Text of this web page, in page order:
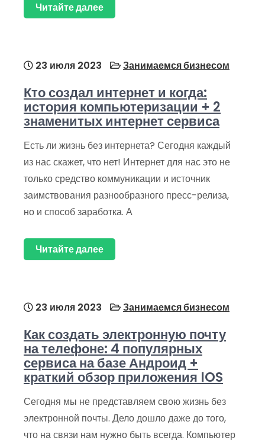
Читайте далее
23 июля 2023 Занимаемся бизнесом
Кто создал интернет и когда:
история компьютеризации + 2
знаменитых интернет сервиса
Есть ли жизнь без интернета? Сегодня каждый
из нас скажет, что нет! Интернет для нас это не
только средство коммуникации и источник
заимствования разнообразного пресс-релиза,
но и способ заработка. А
Читайте далее
23 июля 2023 Занимаемся бизнесом
Как создать электронную почту
на телефоне: 4 популярных
сервиса на базе Андроид +
краткий обзор приложения IOS
Сегодня мы не представляем свою жизнь без
электронной почты. Дело дошло даже до того,
что на связи нам нужно быть всегда. Компьютер